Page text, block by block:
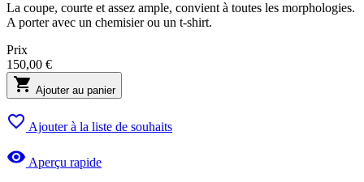
La coupe, courte et assez ample, convient à toutes les morphologies.
A porter avec un chemisier ou un t-shirt.
Prix
150,00 €
 Ajouter au panier
 Ajouter à la liste de souhaits
 Aperçu rapide